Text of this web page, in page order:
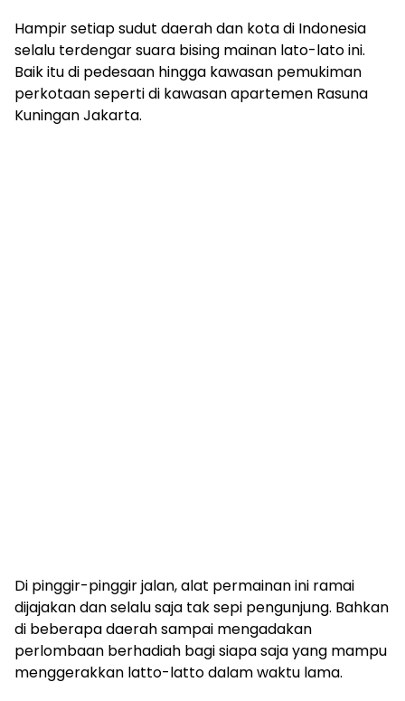
Hampir setiap sudut daerah dan kota di Indonesia
selalu terdengar suara bising mainan lato-lato ini.
Baik itu di pedesaan hingga kawasan pemukiman
perkotaan seperti di kawasan apartemen Rasuna
Kuningan Jakarta.
Di pinggir-pinggir jalan, alat permainan ini ramai
dijajakan dan selalu saja tak sepi pengunjung. Bahkan
di beberapa daerah sampai mengadakan
perlombaan berhadiah bagi siapa saja yang mampu
menggerakkan latto-latto dalam waktu lama.